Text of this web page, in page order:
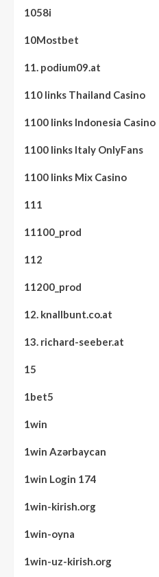
1058i
10Mostbet
11. podium09.at
110 links Thailand Casino
1100 links Indonesia Casino
1100 links Italy OnlyFans
1100 links Mix Casino
111
11100_prod
112
11200_prod
12. knallbunt.co.at
13. richard-seeber.at
15
1bet5
1win
1win Azərbaycan
1win Login 174
1win-kirish.org
1win-oyna
1win-uz-kirish.org